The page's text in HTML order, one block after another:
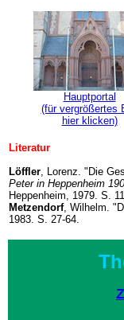
Hauptportal
(für vergrößertes
hier klicken)
Literatur
Löffler, Lorenz. "Die
Peter in Heppenheim
Heppenheim, 1979. S.
Metzendorf, Wilhelm.
1983. S. 27-64.